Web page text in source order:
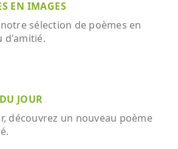
EN IMAGES
sélection de poèmes en
d'amitié.
JOUR
découvrez un nouveau poème